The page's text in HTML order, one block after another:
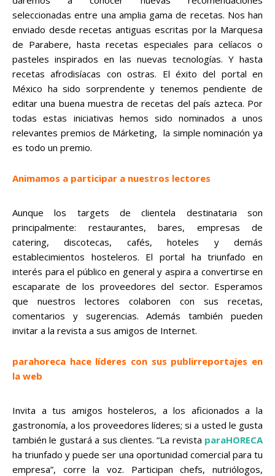
seleccionadas entre una amplia gama de recetas. Nos han
enviado desde recetas antiguas escritas por la Marquesa
de Parabere, hasta recetas especiales para celíacos o
pasteles inspirados en las nuevas tecnologías. Y hasta
recetas afrodisíacas con ostras. El éxito del portal en
México ha sido sorprendente y tenemos pendiente de
editar una buena muestra de recetas del país azteca. Por
todas estas iniciativas hemos sido nominados a unos
relevantes premios de Márketing, la simple nominación ya
es todo un premio.
Animamos a participar a nuestros lectores
Aunque los targets de clientela destinataria son
principalmente: restaurantes, bares, empresas de
catering, discotecas, cafés, hoteles y demás
establecimientos hosteleros. El portal ha triunfado en
interés para el público en general y aspira a convertirse en
escaparate de los proveedores del sector. Esperamos
que nuestros lectores colaboren con sus recetas,
comentarios y sugerencias. Además también pueden
invitar a la revista a sus amigos de Internet.
parahoreca hace líderes con sus publirreportajes en
la web
Invita a tus amigos hosteleros, a los aficionados a la
gastronomía, a los proveedores líderes; si a usted le gusta
también le gustará a sus clientes. “La revista paraHORECA
ha triunfado y puede ser una oportunidad comercial para tu
empresa”, corre la voz. Participan chefs, nutriólogos,